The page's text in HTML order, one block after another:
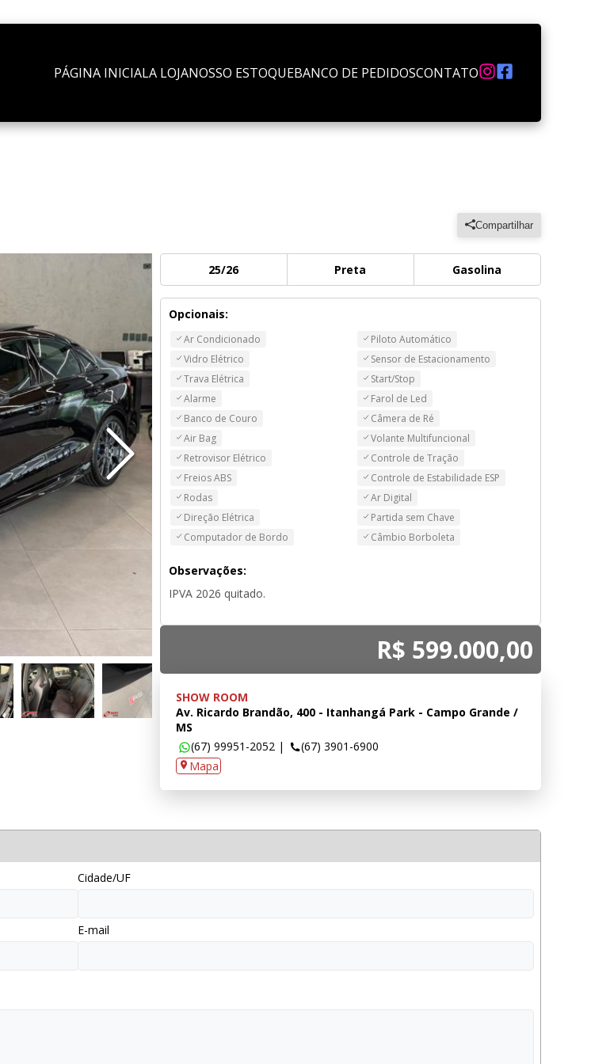
PÁGINA INICIALA LOJANOSSO ESTOQUEBANCO DE PEDIDOSCONTATO
Compartilhar
25/26 Preta Gasolina
Opcionais:
Ar Condicionado
Vidro Elétrico
Trava Elétrica
Alarme
Banco de Couro
Air Bag
Retrovisor Elétrico
Freios ABS
Rodas
Direção Elétrica
Computador de Bordo
Piloto Automático
Sensor de Estacionamento
Start/Stop
Farol de Led
Câmera de Ré
Volante Multifuncional
Controle de Tração
Controle de Estabilidade ESP
Ar Digital
Partida sem Chave
Câmbio Borboleta
Observações:
IPVA 2026 quitado.
R$ 599.000,00
SHOW ROOM
Av. Ricardo Brandão, 400 - Itanhangá Park - Campo Grande /
MS
(67) 99951-2052 |
(67) 3901-6900
Mapa
Cidade/UF
E-mail